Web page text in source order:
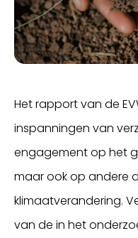
Het rapport van de
inspanningen van
engagement op het
maar ook op andere
klimaatverandering.
van de in het